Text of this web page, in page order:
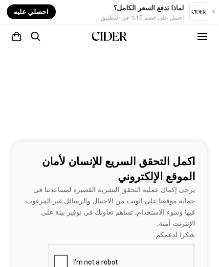
لماذا تدفع السعر الكامل؟
احصل على خصم 15% في التطبيق
احصلي عليه
اكمل التحقق السريع للإنسان لأمان
الموقع الإلكتروني
يرجى إكمال عملية التحقق البشرية القصيرة لمساعدتنا في
حماية موقعنا على الويب من الاحتيال والرسائل غير المرغوب
فيها وسوء الاستخدام. تساهم تعاونك في توفير بيئة على
الإنترنت آمنة.
شكرا لدعمكم.